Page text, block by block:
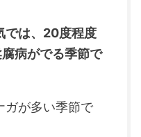
では、20度程度
病がでる季節で
ガが多い季節で